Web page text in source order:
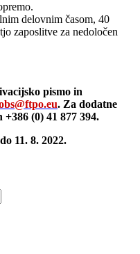
delovnim časom, 40
zaposlitve za nedoločen
pismo in
. Za dodatne
(0) 41 877 394.
11. 8. 2022.